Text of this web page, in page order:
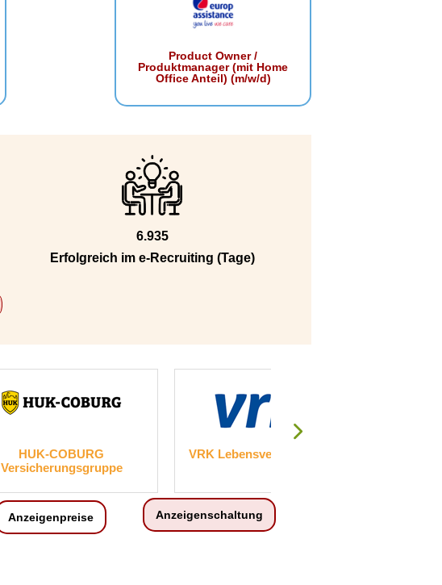
Product Owner /
Produktmanager (mit Home
Office Anteil) (m/w/d)
6.935
Erfolgreich im e-Recruiting (Tage)
HUK-COBURG
Versicherungsgruppe
VRK Lebensversicherung AG
Anzeigenpreise Anzeigenschaltung